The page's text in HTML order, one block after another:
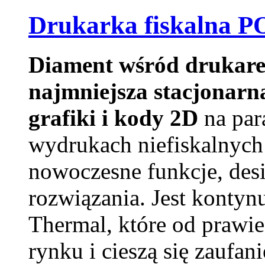
Drukarka fiskalna
Diament wśród
najmniejsza
grafiki i kody 2D na
wydrukach
nowoczesne funkcje,
rozwiązania. Jest
Thermal, które od
rynku i cieszą się